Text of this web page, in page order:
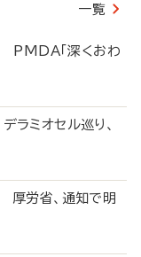
一覧
PMDA「深くおわ
ミオセル巡り、
労省、通知で明